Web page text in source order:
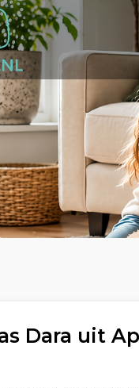
Dara uit